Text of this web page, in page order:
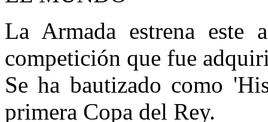
La Armada estrena este
competición que fue
Se ha bautizado como
primera Copa del Rey.